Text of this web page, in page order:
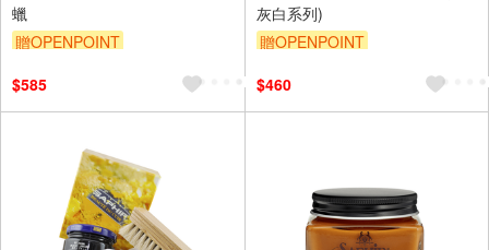
蠟
贈OPENPOINT
$585
灰白系列)
贈OPENPOINT
$460